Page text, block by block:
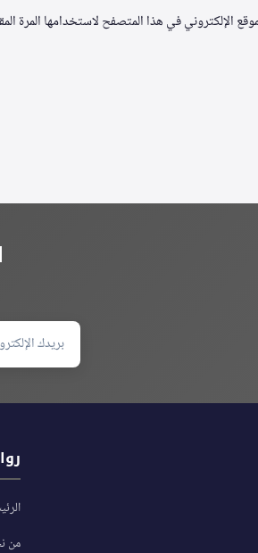
الإلكتروني في هذا المتصفح لاستخدامها المرة
من